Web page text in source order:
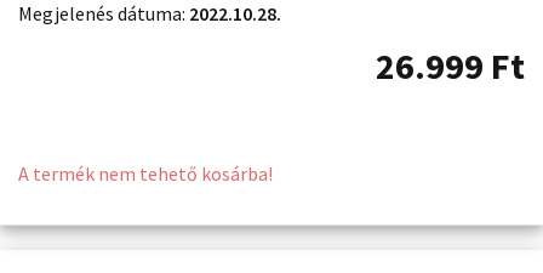
Megjelenés dátuma: 2022.10.28.
26.999 Ft
A termék nem tehető kosárba!